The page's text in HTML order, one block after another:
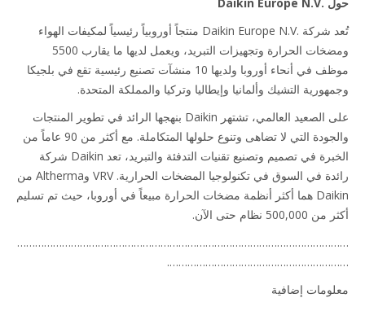
تُعد شركة Daikin Europe N.V.‎ منتجاً أوروبياً رئيسياً لمكيفات الهواء
ومضخات الحرارة وتجهيزات التبريد، ويعمل لديها ما يقارب 5500
موظف في أنحاء أوروبا ولديها 10 منشآت تصنيع رئيسية تقع في بلجيكا
التشيك وألمانيا وإيطاليا وتركيا والمملكة المتحدة.
على الصعيد العالمي، تشتهر Daikin بنهجها الرائد في تطوير المنتجات
والجودة التي لا تضاهى وتنوع حلولها المتكاملة. مع أكثر من 90 عاماً من
الخبرة في تصميم وتصنيع تقنيات التدفئة والتبريد، تعد Daikin شركة
رائدة في السوق في تكنولوجيا المضخات الحرارية. VRV وAltherma من
Daikin هما أكثر أنظمة مضخات الحرارة مبيعاً في أوروبا، حيث تم تسليم
نظام حتى الآن.
إضافية